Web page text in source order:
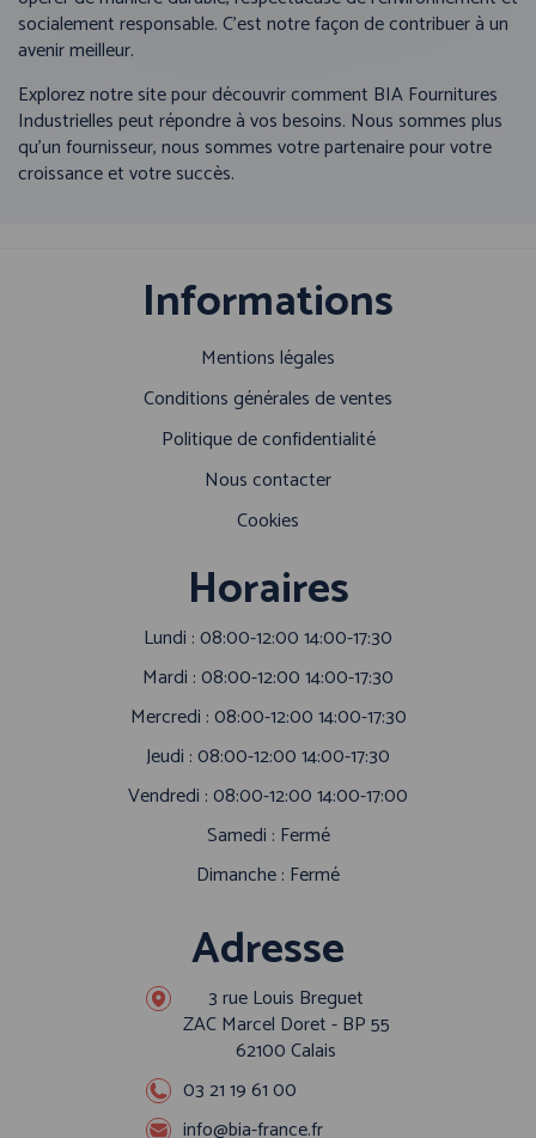
socialement responsable. C’est notre façon de contribuer à un
avenir meilleur.
Explorez notre site pour découvrir comment BIA Fournitures
Industrielles peut répondre à vos besoins. Nous sommes plus
qu’un fournisseur, nous sommes votre partenaire pour votre
croissance et votre succès.
Informations
Mentions légales
Conditions générales de ventes
Politique de confidentialité
Nous contacter
Cookies
Horaires
Lundi : 08:00-12:00 14:00-17:30
Mardi : 08:00-12:00 14:00-17:30
Mercredi : 08:00-12:00 14:00-17:30
Jeudi : 08:00-12:00 14:00-17:30
Vendredi : 08:00-12:00 14:00-17:00
Samedi : Fermé
Dimanche : Fermé
Adresse
3 rue Louis Breguet
ZAC Marcel Doret - BP 55
62100 Calais
03 21 19 61 00
info@bia-france.fr